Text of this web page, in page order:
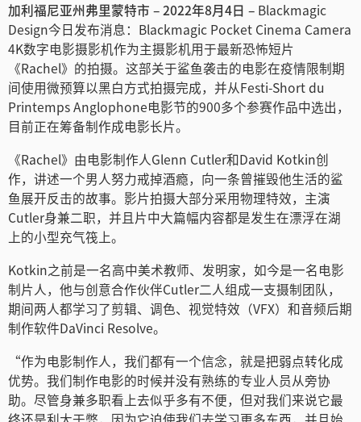
中国香港
India
Italy
Japan
Korea
Mexico
Malaysia
Netherlands
New Zealand
Poland
Portugal
加利福尼亚州弗里蒙特市 – 2022年8月4日 – Blackmagic
Design今日发布消息：Blackmagic Pocket Cinema Camera
4K数字电影摄影机作为主摄影机用于最新恐怖短片
《Rachel》的拍摄。这部关于鲨鱼袭击的电影在疫情限制期
间使用微预算以黑白方式拍摄完成，并从Festi-Short du
Printemps Anglophone电影节的900多个参赛作品中选出，
目前正在筹备制作成电影长片。
《Rachel》由电影制作人Glenn Cutler和David Kotkin创
作，讲述一个男人努力戒掉酒瘾，向一条曾摧毁他生活的鲨
鱼展开反击的故事。影片拍摄大部分采用物理特效，主演
Cutler身兼二职，并且片中大篇幅内容都是发生在漂浮在湖
上的小型充气筏上。
Kotkin之前是一名高中美术教师、发明家，如今是一名电影
制片人，他与创意合作伙伴Cutler二人组成一支摄制团队，
期间两人都学习了剪辑、调色、视觉特效（VFX）和音频后期
制作软件DaVinci Resolve。
“作为电影制作人，我们都有一个信念，就是把弱点转化成
优势。我们制作电影的时候并没有熟练的专业人员从旁协
助。尽管身兼多职看上去似乎多有不便，但对我们来说它最